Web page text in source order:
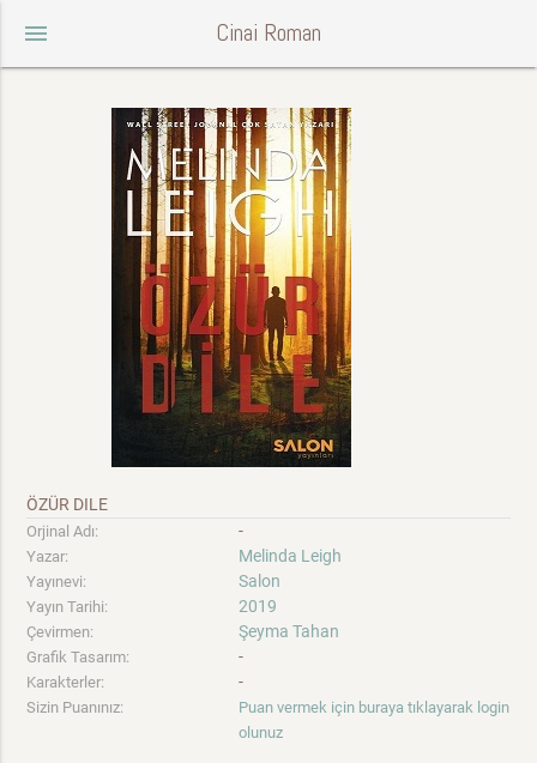
menu Cinai Roman
ÖZÜR DILE
Orjinal Adı: -
Yazar: Melinda Leigh
Yayınevi: Salon
Yayın Tarihi: 2019
Çevirmen: Şeyma Tahan
Grafik Tasarım: -
Karakterler: -
Sizin Puanınız:
Puan vermek için buraya tıklayarak login
olunuz